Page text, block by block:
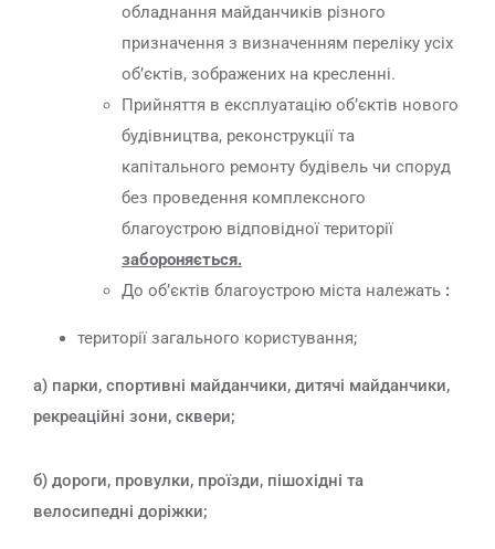
обладнання майданчиків різного
призначення з визначенням переліку усіх
об’єктів, зображених на кресленні.
Прийняття в експлуатацію об’єктів нового
будівництва, реконструкції та
капітального ремонту будівель чи споруд
без проведення комплексного
благоустрою відповідної території
забороняється.
До об’єктів благоустрою міста належать :
території загального користування;
а) парки, спортивні майданчики, дитячі майданчики,
рекреаційні зони, сквери;
б) дороги, провулки, проїзди, пішохідні та
велосипедні доріжки;